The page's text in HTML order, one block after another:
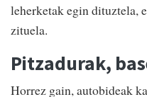
leherketak egin dituztela,
zituela.
Pitzadurak,
Horrez gain, autobideak